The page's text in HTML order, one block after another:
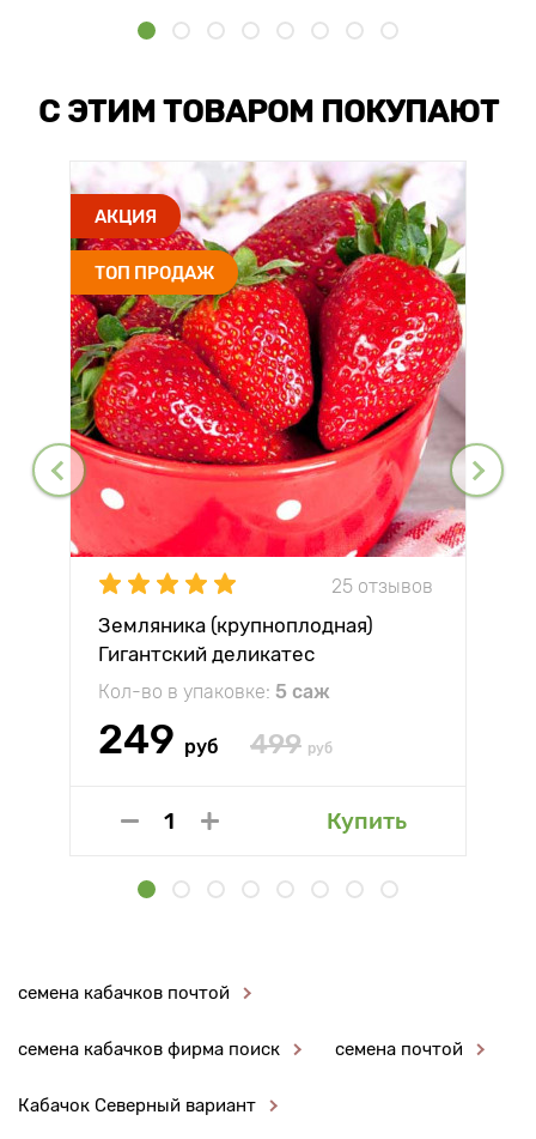
С ЭТИМ ТОВАРОМ ПОКУПАЮТ
АКЦИЯ
ТОП ПРОДАЖ
25 отзывов
Земляника (крупноплодная)
Гигантский деликатес
Кол-во в упаковке: 5 саж
249 руб 499 руб
Купить
семена кабачков почтой
семена кабачков фирма поиск семена почтой
Кабачок Северный вариант